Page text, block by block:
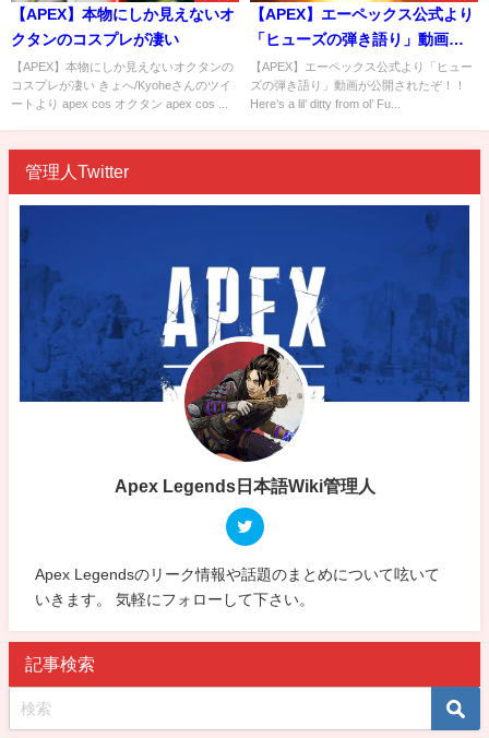
【APEX】本物にしか見えないオ
クタンのコスプレが凄い
【APEX】本物にしか見えないオクタンの
コスプレが凄い きょへ/Kyoheさんのツイ
ートより apex cos オクタン apex cos ...
【APEX】エーペックス公式より
「ヒューズの弾き語り」動画が
公開されたぞ！！
【APEX】エーペックス公式より「ヒュー
ズの弾き語り」動画が公開されたぞ！！
Here’s a lil’ ditty from ol’ Fu...
管理人Twitter
Apex Legends日本語Wiki管理人
Apex Legendsのリーク情報や話題のまとめについて呟いて
いきます。 気軽にフォローして下さい。
記事検索